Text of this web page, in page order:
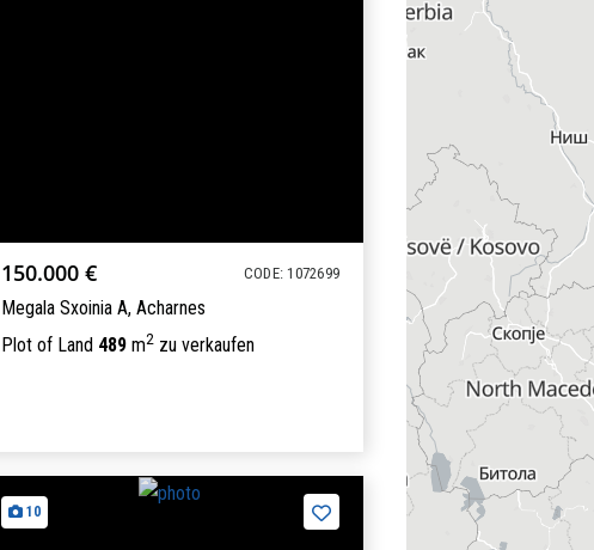
150.000 € CODE: 1072699
Megala Sxoinia A, Acharnes
Plot of Land 489m2zu verkaufen
10